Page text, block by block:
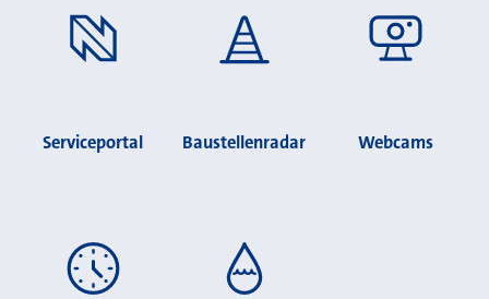
Serviceportal Baustellenradar Webcams